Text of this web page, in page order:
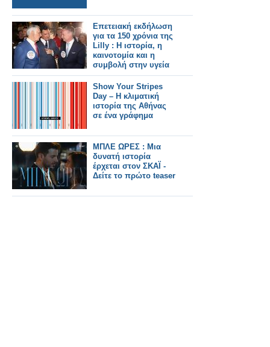
Επετειακή εκδήλωση
για τα 150 χρόνια της
Lilly : Η ιστορία, η
καινοτομία και η
συμβολή στην υγεία
Show Your Stripes
Day – Η κλιματική
ιστορία της Αθήνας
σε ένα γράφημα
ΜΠΛΕ ΩΡΕΣ : Μια
δυνατή ιστορία
έρχεται στον ΣΚΑΪ -
Δείτε το πρώτο teaser